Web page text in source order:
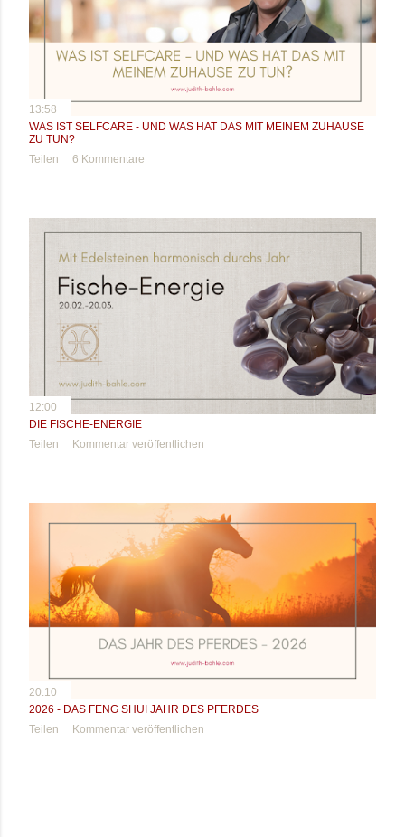
13:58
WAS IST SELFCARE - UND WAS HAT DAS MIT MEINEM ZUHAUSE
ZU TUN?
Teilen
6 Kommentare
12:00
DIE FISCHE-ENERGIE
Teilen
Kommentar veröffentlichen
20:10
2026 - DAS FENG SHUI JAHR DES PFERDES
Teilen
Kommentar veröffentlichen